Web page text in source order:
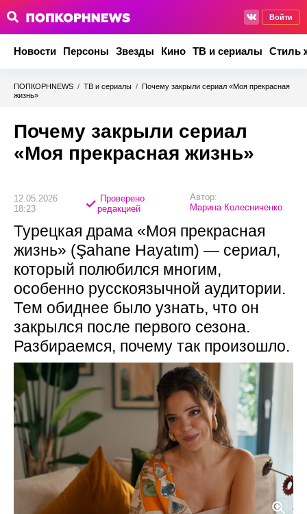
Войти
Новости Персоны Звезды Кино ТВ и сериалы Стиль
ПОПКОРНNEWS / ТВ и сериалы / Почему закрыли сериал «Моя прекрасная
жизнь»
Почему закрыли сериал
«Моя прекрасная жизнь»
12.05.2026
18:23
Проверено
редакцией
Автор:
Марина Колесниченко
Турецкая драма «Моя прекрасная
жизнь» (Şahane Hayatım) — сериал,
который полюбился многим,
особенно русскоязычной аудитории.
Тем обиднее было узнать, что он
закрылся после первого сезона.
Разбираемся, почему так произошло.